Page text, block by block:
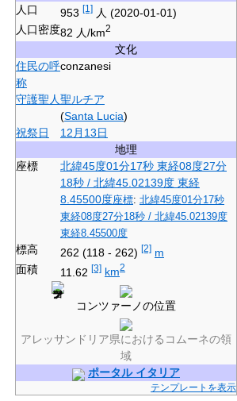
人口
953 [1] 人 (2020-01-01)
人口密度82 人/km2
文化
住民の呼
称
conzanesi
守護聖人聖ルチア
(Santa Lucia)
祝祭日
12月13日
地理
座標
北緯45度01分17秒 東経08度27分
18秒 / 北緯45.02139度 東経
8.45500度座標: 北緯45度01分17秒
東経08度27分18秒 / 北緯45.02139度
東経8.45500度
標高 262 (118 - 262) [2] m
面積
11.62 [3] km2
コンツァーノの位置
アレッサンドリア県におけるコムーネの領
域
ポータル イタリア
テンプレートを表示